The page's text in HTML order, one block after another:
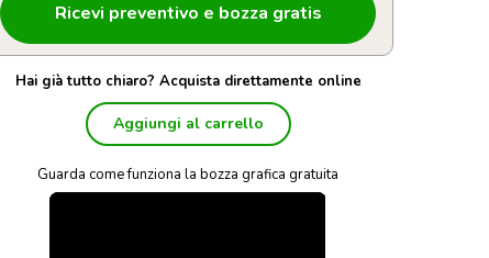
Hai già tutto chiaro? Acquista direttamente online
Aggiungi al carrello
Guarda come funziona la bozza grafica gratuita